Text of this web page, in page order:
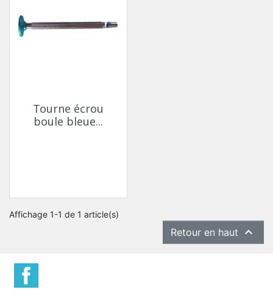
Tourne écrou
boule bleue...
Affichage 1-1 de 1 article(s)
Retour en haut 